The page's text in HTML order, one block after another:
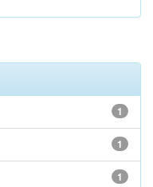
1
1
1